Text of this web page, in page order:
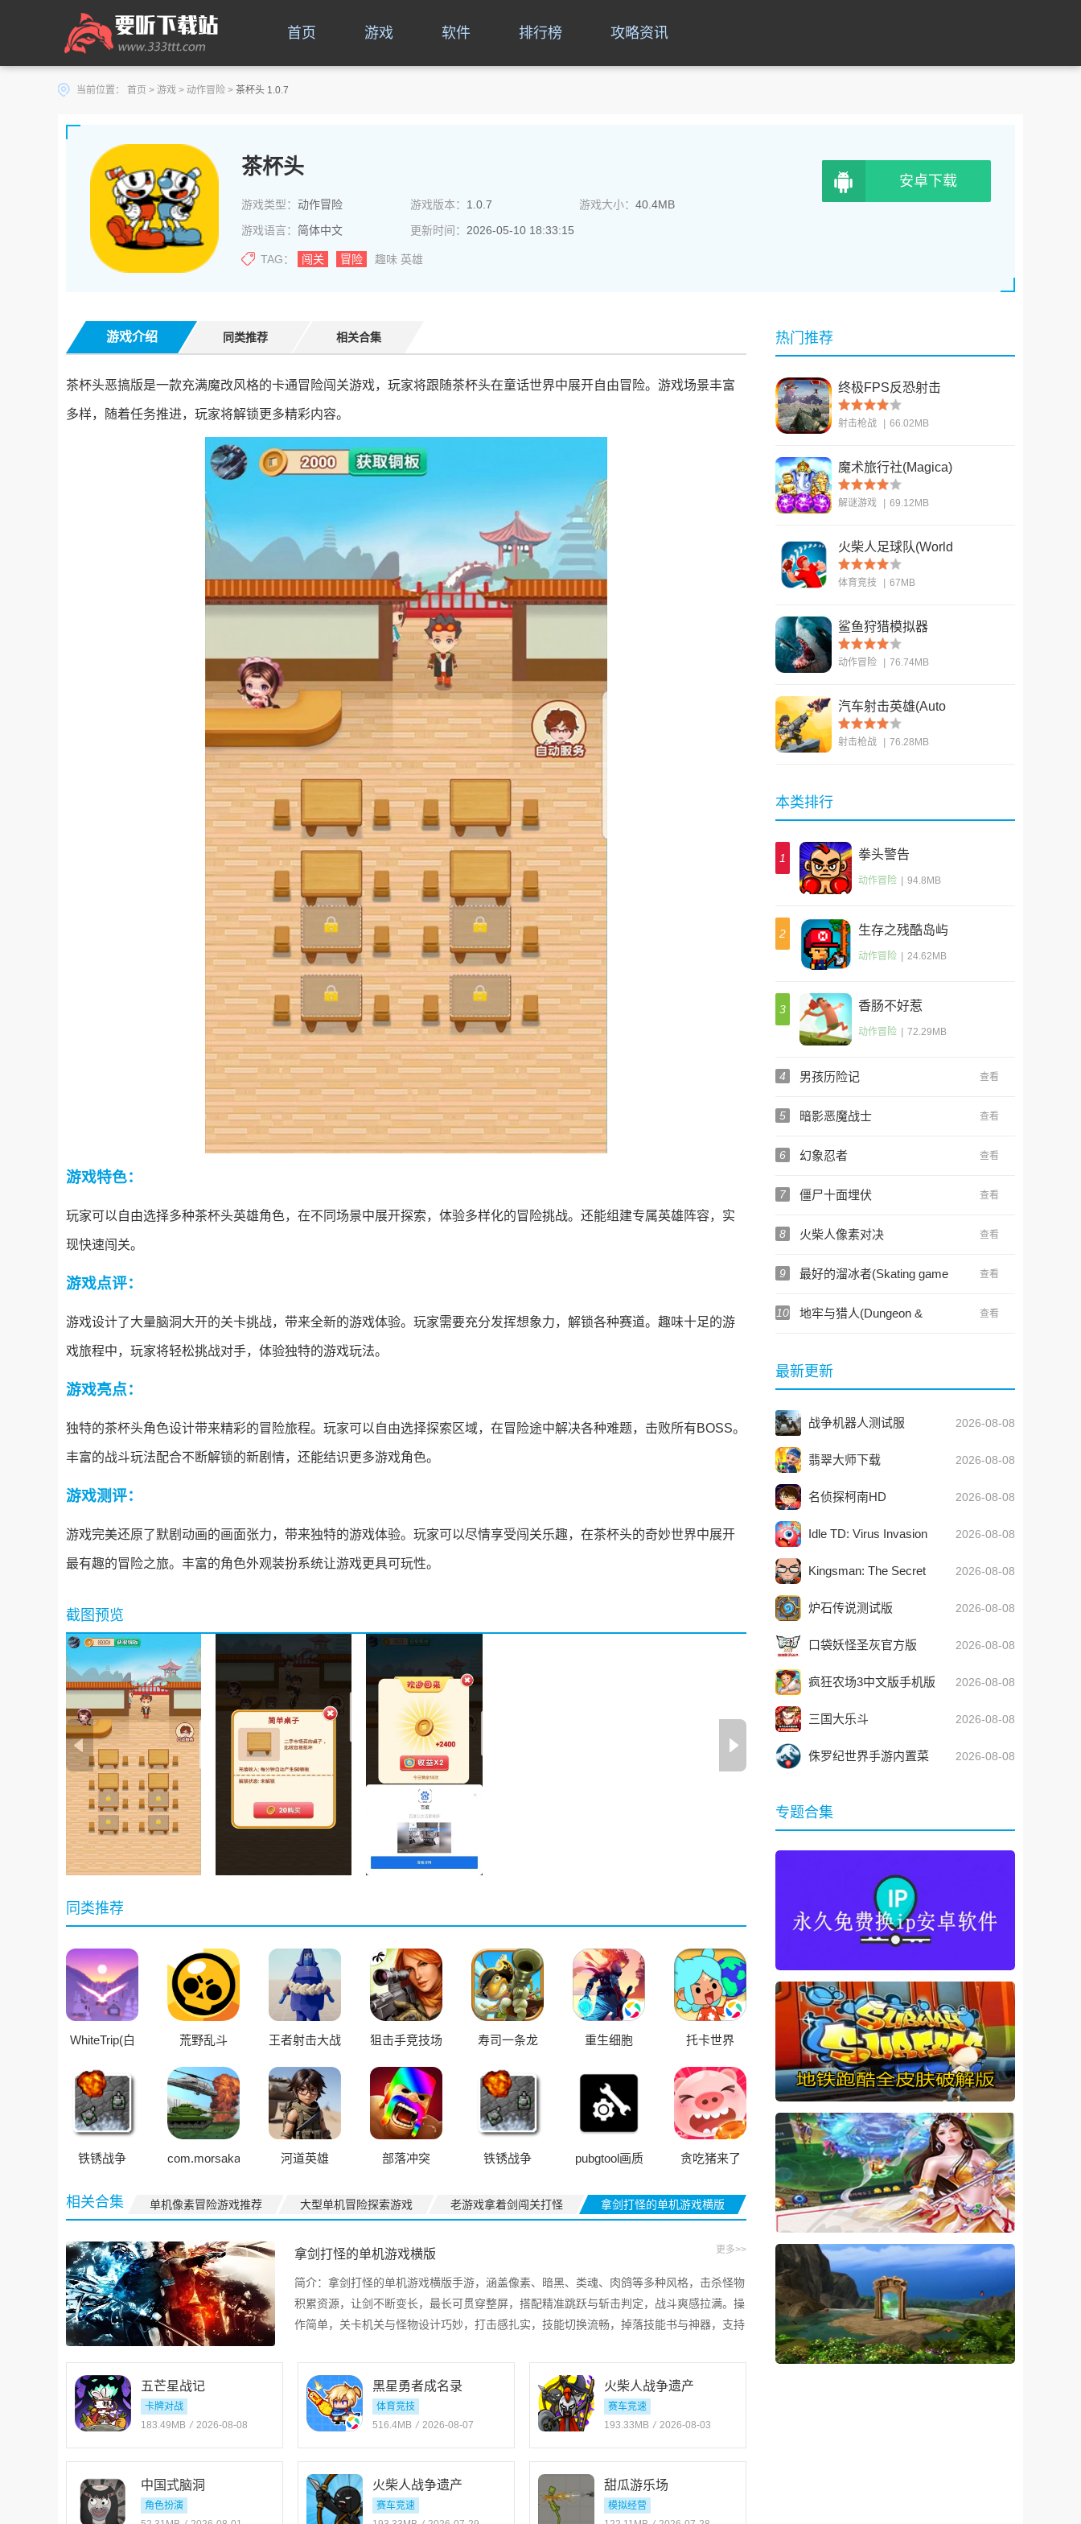
首页 游戏 软件 排行榜 攻略资讯
当前位置： 首页 > 游戏 > 动作冒险 > 茶杯头 1.0.7
茶杯头
游戏类型： 动作冒险 游戏版本： 1.0.7 游戏大小： 40.4MB
游戏语言： 简体中文 更新时间： 2026-05-10 18:33:15
TAG： 闯关 冒险 趣味 英雄
安卓下载
游戏介绍 同类推荐 相关合集
茶杯头恶搞版是一款充满魔改风格的卡通冒险闯关游戏，玩家将跟随茶杯头在童话世界中展开自由冒险。游戏场景丰富
多样，随着任务推进，玩家将解锁更多精彩内容。
游戏特色：
玩家可以自由选择多种茶杯头英雄角色，在不同场景中展开探索，体验多样化的冒险挑战。还能组建专属英雄阵容，实
现快速闯关。
游戏点评：
游戏设计了大量脑洞大开的关卡挑战，带来全新的游戏体验。玩家需要充分发挥想象力，解锁各种赛道。趣味十足的游
戏旅程中，玩家将轻松挑战对手，体验独特的游戏玩法。
游戏亮点：
独特的茶杯头角色设计带来精彩的冒险旅程。玩家可以自由选择探索区域，在冒险途中解决各种难题，击败所有BOSS。
丰富的战斗玩法配合不断解锁的新剧情，还能结识更多游戏角色。
游戏测评：
游戏完美还原了默剧动画的画面张力，带来独特的游戏体验。玩家可以尽情享受闯关乐趣，在茶杯头的奇妙世界中展开
最有趣的冒险之旅。丰富的角色外观装扮系统让游戏更具可玩性。
截图预览
同类推荐
WhiteTrip(白
色之旅)
荒野乱斗 王者射击大战
模拟
狙击手竞技场 寿司一条龙 重生细胞 托卡世界
铁锈战争 com.morsakabi.totaldestruction.android
河道英雄 部落冲突 铁锈战争 pubgtool画质 贪吃猪来了
相关合集 拿剑打怪的单机游戏横版
老游戏拿着剑闯关打怪
大型单机冒险探索游戏
单机像素冒险游戏推荐
拿剑打怪的单机游戏横版 更多>>
简介： 拿剑打怪的单机游戏横版手游，涵盖像素、暗黑、类魂、肉鸽等多种风格，击杀怪物
积累资源，让剑不断变长，最长可贯穿整屏，搭配精准跳跃与斩击判定，战斗爽感拉满。操
作简单，关卡机关与怪物设计巧妙，打击感扎实，技能切换流畅，掉落技能书与神器，支持
五芒星战记
卡牌对战
183.49MB / 2026-08-08
黑星勇者成名录
体育竞技
516.4MB / 2026-08-07
火柴人战争遗产
赛车竞速
193.33MB / 2026-08-03
中国式脑洞
角色扮演
火柴人战争遗产
赛车竞速
甜瓜游乐场
模拟经营
热门推荐
终极FPS反恐射击
(ULTIMATE FPS
Counter Terrorist S)
射击枪战 66.02MB
魔术旅行社(Magica)
解谜游戏 69.12MB
火柴人足球队(World
Cup - Stickman
Soccer)
体育竞技 67MB
鲨鱼狩猎模拟器
动作冒险 76.74MB
汽车射击英雄(Auto
Hero)
射击枪战 76.28MB
本类排行
1 拳头警告
动作冒险 94.8MB
2 生存之残酷岛屿
动作冒险 24.62MB
3 香肠不好惹
动作冒险 72.29MB
4 男孩历险记 查看
5 暗影恶魔战士 查看
6 幻象忍者 查看
7 僵尸十面埋伏 查看
8 火柴人像素对决 查看
9
最好的溜冰者(Skating game
查看
10
地牢与猎人(Dungeon &
查看
最新更新
战争机器人测试服 2026-08-08
翡翠大师下载 2026-08-08
名侦探柯南HD 2026-08-08
Idle TD: Virus Invasion 2026-08-08
Kingsman: The Secret
2026-08-08
炉石传说测试版 2026-08-08
口袋妖怪圣灰官方版
2026-08-08
疯狂农场3中文版手机版
2026-08-08
三国大乐斗 2026-08-08
侏罗纪世界手游内置菜
2026-08-08
专题合集